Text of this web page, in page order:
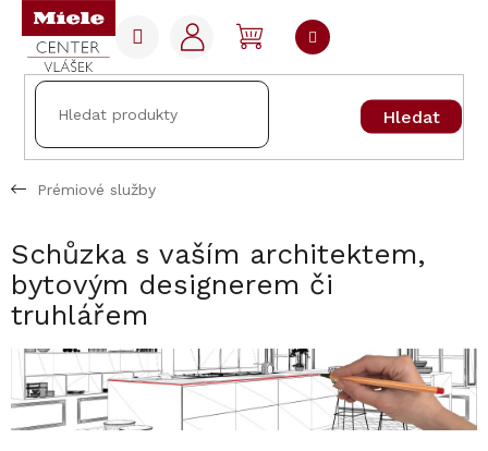
Přejít
obsah
Hledat
NÁKUPNÍ
KOŠÍK
Prémiové služby
Schůzka s vaším architektem,
bytovým designerem či
truhlářem